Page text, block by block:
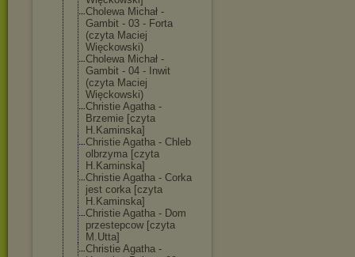
Cholewa Michał -
Gambit - 03 - Forta
(czyta Maciej
Więckowski)
Cholewa Michał -
Gambit - 04 - Inwit
(czyta Maciej
Więckowski)
Christie Agatha -
Brzemie [czyta
H.Kaminska]
Christie Agatha - Chleb
olbrzyma [czyta
H.Kaminska]
Christie Agatha - Corka
jest corka [czyta
H.Kaminska]
Christie Agatha - Dom
przestepcow [czyta
M.Utta]
Christie Agatha -